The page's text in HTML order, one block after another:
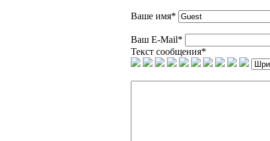
Ваше имя*
Ваш E-Mail*
Текст сообщения*